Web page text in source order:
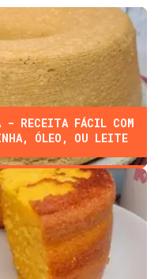
- RECEITA FÁCIL COM
ÓLEO, OU LEITE